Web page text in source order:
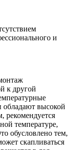
и
к другой
высокой
рекомендуется
температуре,
обусловлено тем,
скапливаться